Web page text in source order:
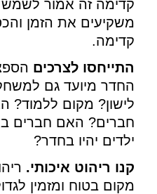
קדימה זה אמור
משקיעים את הזמן
קדימה.
התייחסו לצרכים
החדר מיועד גם
לישון? מקום
חברים? האם חברים
ילדים יהיו בחדר?
קנו ריהוט איכותי.
מקום בטוח ומזמין